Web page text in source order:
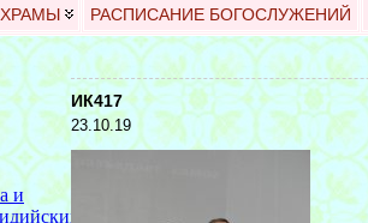
ХРАМЫ РАСПИСАНИЕ БОГОСЛУЖЕНИЙ
ИК417
23.10.19